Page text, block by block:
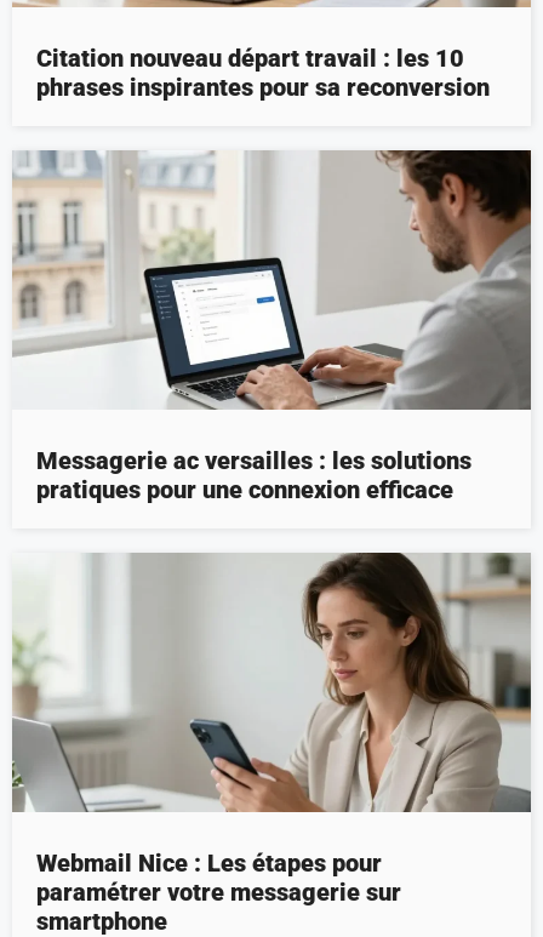
Citation nouveau départ travail : les 10
phrases inspirantes pour sa reconversion
Messagerie ac versailles : les solutions
pratiques pour une connexion efficace
Webmail Nice : Les étapes pour
paramétrer votre messagerie sur
smartphone